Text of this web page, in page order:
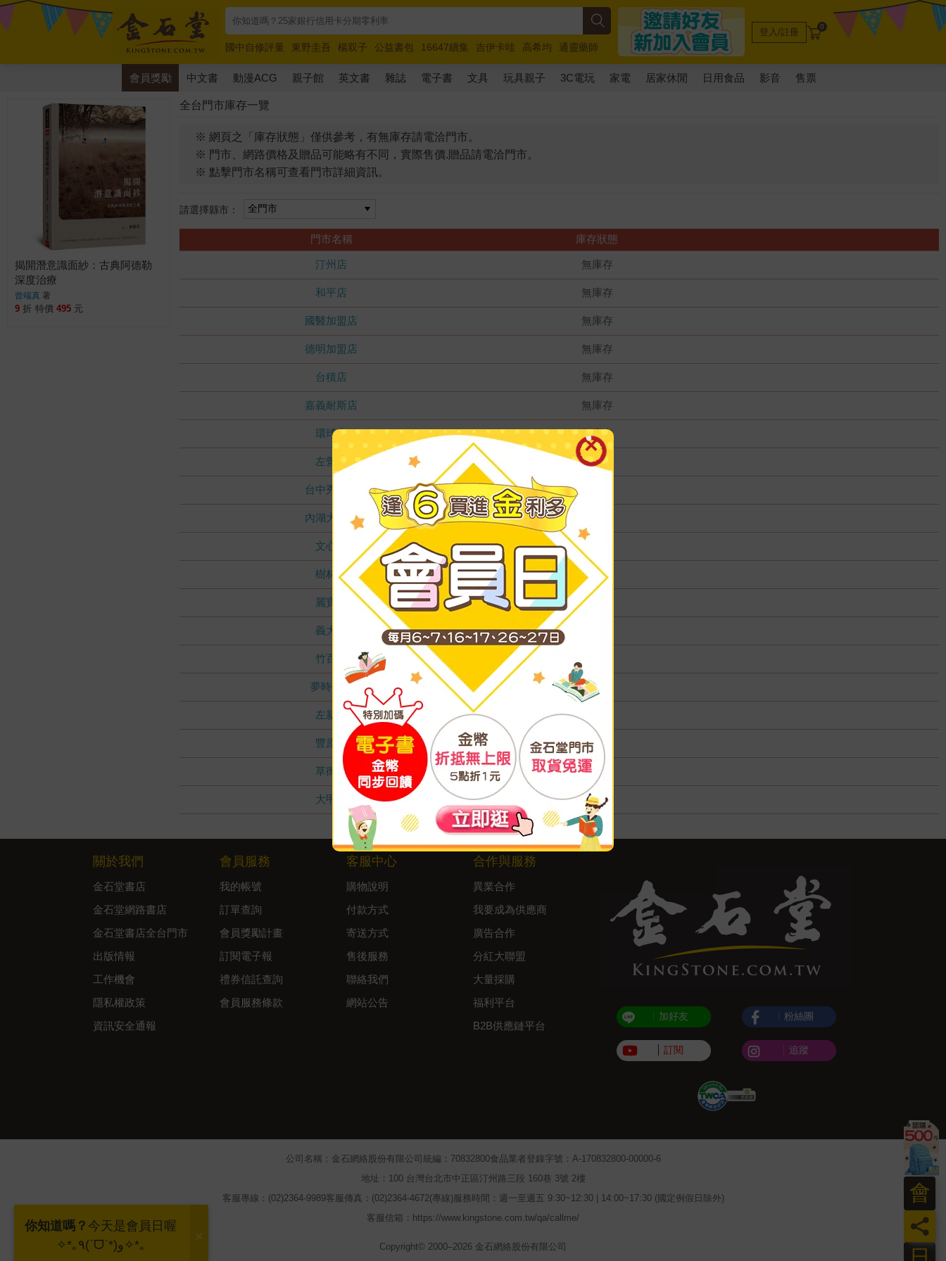
國中自修評量 東野圭吾 楊双子 公益書包 16647續集 吉伊卡哇 高希均
通靈藥師
唯紅花綻放
奧德賽 路邊攤新作 馬斯克 玩具總動員5 超慢跑
登入/註冊 0
會員獎勵 中文書 動漫ACG 親子館 英文書 雜誌 電子書 文具 玩具親子 3C電玩 家電 居家休閒 日用食品 影音 售票
全台門市庫存一覽
※ 網頁之「庫存狀態」僅供參考，有無庫存請電洽門市。
※ 門市、網路價格及贈品可能略有不同，實際售價.贈品請電洽門市。
※ 點擊門市名稱可查看門市詳細資訊。
請選擇縣市：
門市名稱 庫存狀態
汀州店 無庫存
和平店 無庫存
國醫加盟店 無庫存
德明加盟店 無庫存
台積店 無庫存
嘉義耐斯店 無庫存
環球店 無庫存
左營店 無庫存
台中秀泰店
內湖大潤發
文心店
樹林店 無庫存
麗寶店 無庫存
義大店
竹百店
夢時代店 無庫存
左新店
豐原店 無庫存
草衙店 無庫存
大甲店 無庫存
揭開潛意識面紗：古典阿德勒
深度治療
曾端真 著
9 折 特價 495 元
員
會
關於我們
金石堂書店
金石堂網路書店
金石堂書店全台門市
出版情報
工作機會
隱私權政策
資訊安全通報
會員服務
我的帳號
訂單查詢
會員獎勵計畫
訂閱電子報
禮券信託查詢
會員服務條款
客服中心
購物說明
付款方式
寄送方式
售後服務
聯絡我們
網站公告
合作與服務
異業合作
我要成為供應商
廣告合作
分紅大聯盟
大量採購
福利平台
B2B供應鏈平台
加好友
訂閱
粉絲團
追蹤
公司名稱：金石網絡股份有限公司 統編：70832800食品業者登錄字號：A-170832800-00000-6
地址：100 台灣台北市中正區汀州路三段 160巷 3號 2樓
客服專線：(02)2364-9989客服傳真：(02)2364-4672(專線) 服務時間：週一至週五 9:30~12:30 | 14:00~17:30 (國定例假日除外)
客服信箱：https://www.kingstone.com.tw/qa/callme/
Copyright© 2000–2026 金石網絡股份有限公司
你知道嗎？ 今天是會員日喔
✧*｡٩(ˊᗜˋ*)و✧*｡